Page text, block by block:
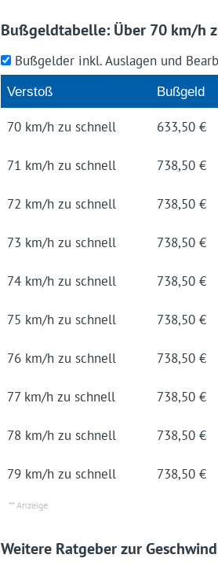
Bußgeldtabelle: Über 70 km/h
Bußgelder inkl. Auslagen und
Ver­stoß Buß­geld
70 km/h zu schnell 633,50 €
71 km/h zu schnell 738,50 €
72 km/h zu schnell 738,50 €
73 km/h zu schnell 738,50 €
74 km/h zu schnell 738,50 €
75 km/h zu schnell 738,50 €
76 km/h zu schnell 738,50 €
77 km/h zu schnell 738,50 €
78 km/h zu schnell 738,50 €
79 km/h zu schnell 738,50 €
Weitere Ratgeber zur